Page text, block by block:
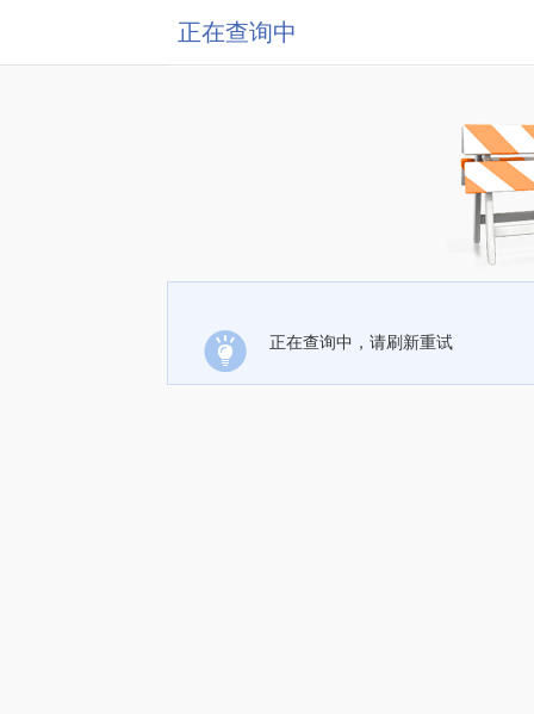
正在查询中
正在查询中，请刷新重试